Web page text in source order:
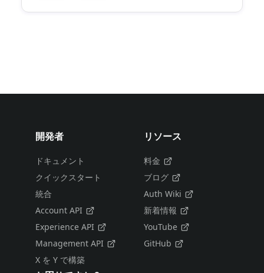
開発者
ドキュメント
クイックスタート
統合
Account API
Experience API
Management API
X を Y で構築
リソース
料金
ブログ
Auth Wiki
新着情報
YouTube
GitHub